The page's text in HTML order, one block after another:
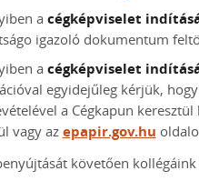
a cégképviselet
igazoló dokumentum
a cégképviselet
egyidejűleg kérjük,
a Cégkapun
vagy azepapir.gov.hu
követően